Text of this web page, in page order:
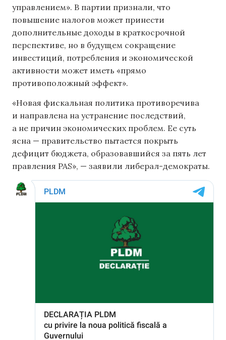
управлением». В партии признали, что
повышение налогов может принести
дополнительные доходы в краткосрочной
перспективе, но в будущем сокращение
инвестиций, потребления и экономической
активности может иметь «прямо
противоположный эффект».
«Новая фискальная политика противоречива
и направлена ​​на устранение последствий,
а не причин экономических проблем. Ее суть
ясна — правительство пытается покрыть
дефицит бюджета, образовавшийся за пять лет
правления PAS», — заявили либерал-демократы.